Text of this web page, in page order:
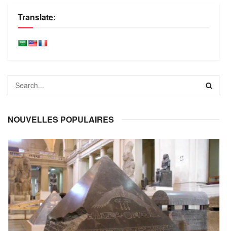
Translate:
NOUVELLES POPULAIRES